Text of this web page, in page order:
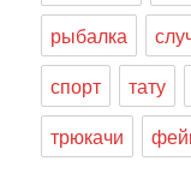
рыбалка
спорт
тату
трюкачи